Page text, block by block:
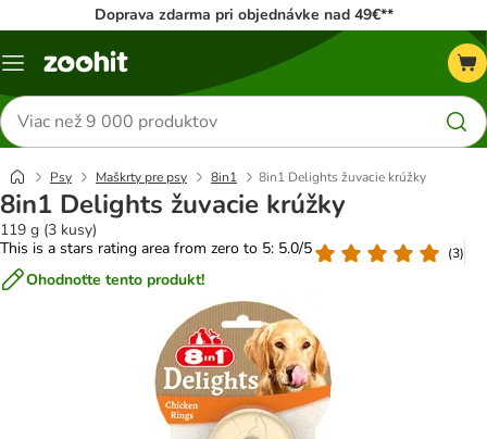
Doprava zdarma pri objednávke nad 49€**
Kategórie
Hľadať
produkty
Psy Maškrty pre psy 8in1 8in1 Delights žuvacie krúžky
8in1 Delights žuvacie krúžky
119 g (3 kusy)
This is a stars rating area from zero to 5: 5.0/5
(3)
Ohodnoťte tento produkt!